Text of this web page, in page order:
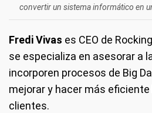
convertir un sistema informático en
Fredi Vivas es CEO de
se especializa en asesorar a
incorporen procesos de Big
mejorar y hacer más
clientes.